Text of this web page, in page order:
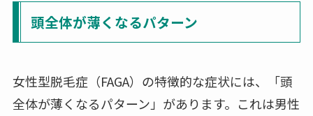
頭全体が薄くなるパターン
女性型脱毛症（FAGA）の特徴的な症状には、「頭
全体が薄くなるパターン」があります。これは男性